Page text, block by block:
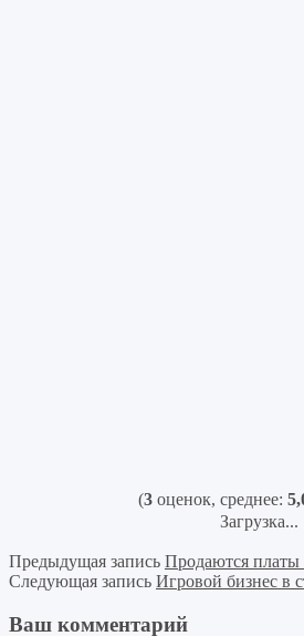
(3оценок, среднее:
Загрузка...
Предыдущая запись Продаются платы
Следующая запись Игровой бизнес в
Ваш комментарий